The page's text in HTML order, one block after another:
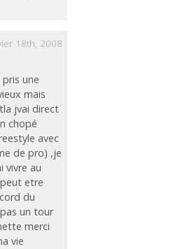
18th, 2008
pris une
mais
jvai direct
chopé
avec
de pro) ,je
vivre au
etre
du
un tour
merci
vie